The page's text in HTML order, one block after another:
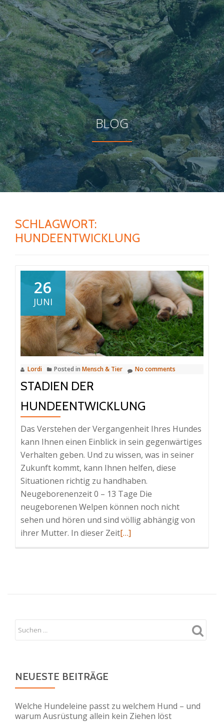
BLOG
SCHLAGWORT:
HUNDEENTWICKLUNG
26
JUNI
Lordi Posted in Mensch & Tier No comments
STADIEN DER
HUNDEENTWICKLUNG
Das Verstehen der Vergangenheit Ihres Hundes
kann Ihnen einen Einblick in sein gegenwärtiges
Verhalten geben. Und zu wissen, was in seiner
Zukunft kommt, kann Ihnen helfen, diese
Situationen richtig zu handhaben.
Neugeborenenzeit 0 – 13 Tage Die
neugeborenen Welpen können noch nicht
sehen und hören und sind völlig abhängig von
ihrer Mutter. In dieser ZeitRead
Hundeentwicklung
[…]
NEUESTE BEITRÄGE
Welche Hundeleine passt zu welchem Hund – und
warum Ausrüstung allein kein Ziehen löst